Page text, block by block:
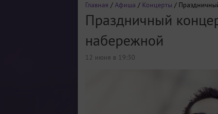
Главная / Афиша / Концерты /
Праздничный
набережной
12 июня в 19:30